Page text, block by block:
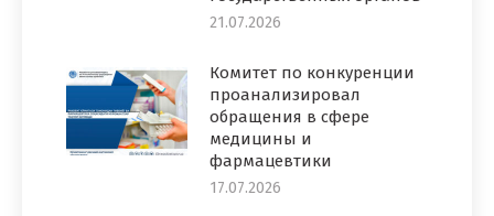
21.07.2026
Комитет по конкуренции
проанализировал
обращения в сфере
медицины и
фармацевтики
17.07.2026